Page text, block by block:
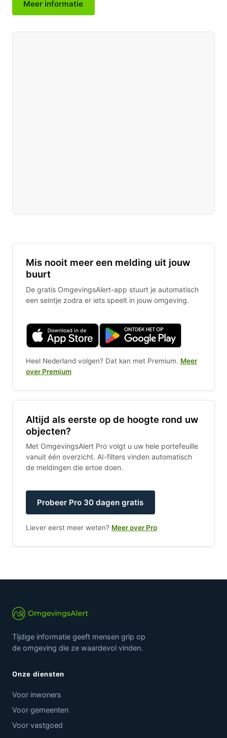
Meer informatie
Mis nooit meer een melding uit jouw
buurt
De gratis OmgevingsAlert-app stuurt je automatisch
een seintje zodra er iets speelt in jouw omgeving.
Heel Nederland volgen? Dat kan met Premium. Meer
over Premium
Altijd als eerste op de hoogte rond uw
objecten?
Met OmgevingsAlert Pro volgt u uw hele portefeuille
vanuit één overzicht. AI-filters vinden automatisch
de meldingen die ertoe doen.
Probeer Pro 30 dagen gratis
Liever eerst meer weten? Meer over Pro
Tijdige informatie geeft mensen grip op
de omgeving die ze waardevol vinden.
Onze diensten
Voor inwoners
Voor gemeenten
Voor vastgoed